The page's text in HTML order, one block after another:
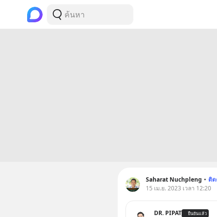
Saharat Nuchpleng • ติ
15 เม.ย. 2023 เวลา 12:20
DR. PIPAT ยืนยันแล้ว